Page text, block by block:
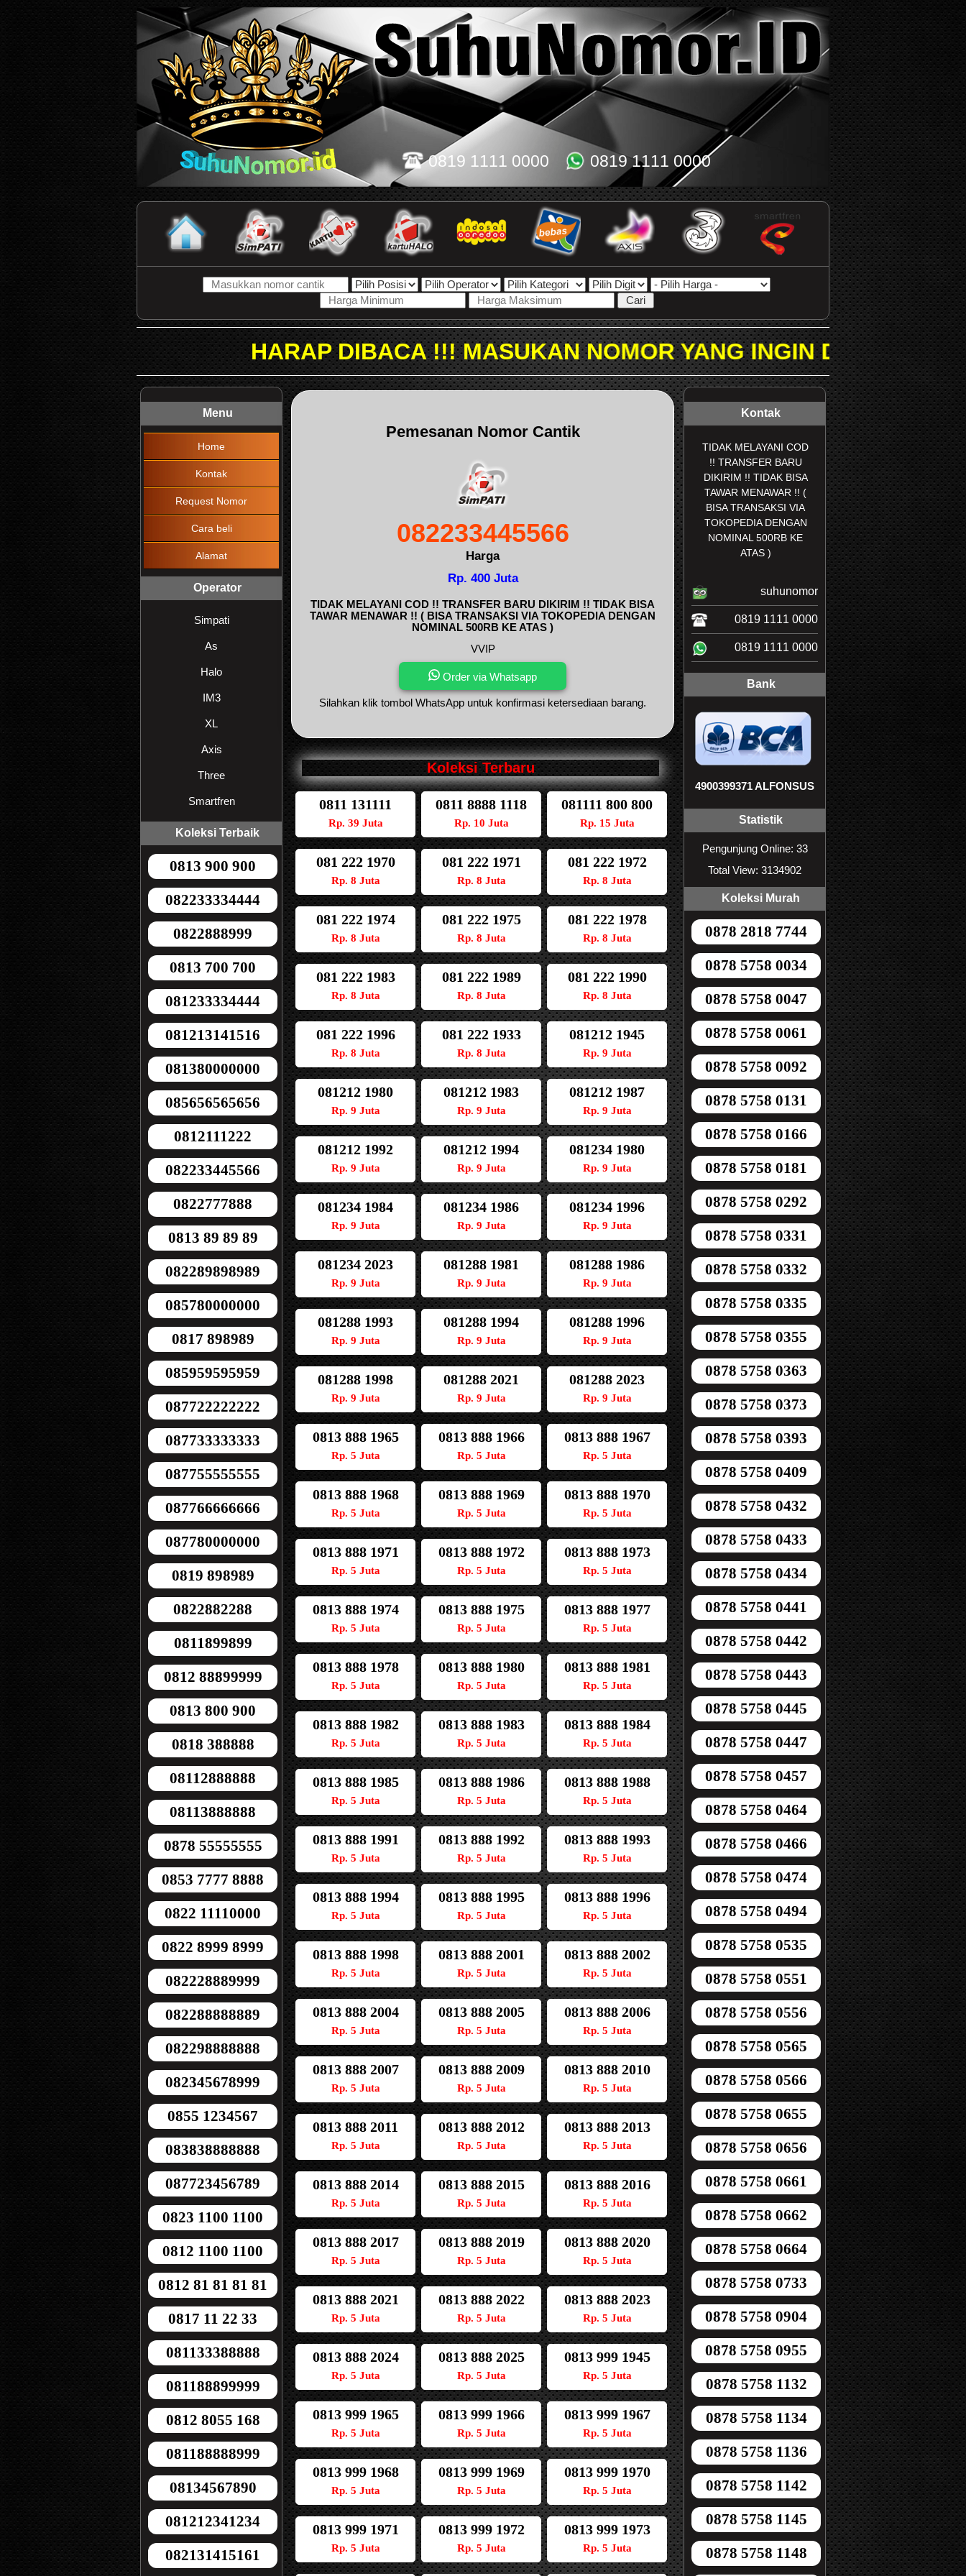
0819 1111 0000 0819 1111 0000
HARAP DIBACA !!! MASUKAN NOMOR YANG INGIN DICARI PADA KOLOM
Menu
Home
Kontak
Request Nomor
Cara beli
Alamat
Operator
Simpati
As
Halo
IM3
XL
Axis
Three
Smartfren
Koleksi Terbaik
0813 900 900
082233334444
0822888999
0813 700 700
081233334444
081213141516
081380000000
085656565656
0812111222
082233445566
0822777888
0813 89 89 89
082289898989
085780000000
0817 898989
085959595959
087722222222
087733333333
087755555555
087766666666
087780000000
0819 898989
0822882288
0811899899
0812 88899999
0813 800 900
0818 388888
08112888888
08113888888
0878 55555555
0853 7777 8888
0822 11110000
0822 8999 8999
082228889999
082288888889
082298888888
082345678999
0855 1234567
083838888888
087723456789
0823 1100 1100
0812 1100 1100
0812 81 81 81 81
0817 11 22 33
081133388888
081188899999
0812 8055 168
081188888999
08134567890
081212341234
082131415161
Pemesanan Nomor Cantik
082233445566
Harga
Rp. 400 Juta
TIDAK MELAYANI COD !! TRANSFER BARU DIKIRIM !! TIDAK BISA
TAWAR MENAWAR !! ( BISA TRANSAKSI VIA TOKOPEDIA DENGAN
NOMINAL 500RB KE ATAS )
VVIP
Order via Whatsapp
Silahkan klik tombol WhatsApp untuk konfirmasi ketersediaan barang.
Koleksi Terbaru
0811 131111
Rp. 39 Juta
0811 8888 1118
Rp. 10 Juta
081111 800 800
Rp. 15 Juta
081 222 1970
Rp. 8 Juta
081 222 1971
Rp. 8 Juta
081 222 1972
Rp. 8 Juta
081 222 1974
Rp. 8 Juta
081 222 1975
Rp. 8 Juta
081 222 1978
Rp. 8 Juta
081 222 1983
Rp. 8 Juta
081 222 1989
Rp. 8 Juta
081 222 1990
Rp. 8 Juta
081 222 1996
Rp. 8 Juta
081 222 1933
Rp. 8 Juta
081212 1945
Rp. 9 Juta
081212 1980
Rp. 9 Juta
081212 1983
Rp. 9 Juta
081212 1987
Rp. 9 Juta
081212 1992
Rp. 9 Juta
081212 1994
Rp. 9 Juta
081234 1980
Rp. 9 Juta
081234 1984
Rp. 9 Juta
081234 1986
Rp. 9 Juta
081234 1996
Rp. 9 Juta
081234 2023
Rp. 9 Juta
081288 1981
Rp. 9 Juta
081288 1986
Rp. 9 Juta
081288 1993
Rp. 9 Juta
081288 1994
Rp. 9 Juta
081288 1996
Rp. 9 Juta
081288 1998
Rp. 9 Juta
081288 2021
Rp. 9 Juta
081288 2023
Rp. 9 Juta
0813 888 1965
Rp. 5 Juta
0813 888 1966
Rp. 5 Juta
0813 888 1967
Rp. 5 Juta
0813 888 1968
Rp. 5 Juta
0813 888 1969
Rp. 5 Juta
0813 888 1970
Rp. 5 Juta
0813 888 1971
Rp. 5 Juta
0813 888 1972
Rp. 5 Juta
0813 888 1973
Rp. 5 Juta
0813 888 1974
Rp. 5 Juta
0813 888 1975
Rp. 5 Juta
0813 888 1977
Rp. 5 Juta
0813 888 1978
Rp. 5 Juta
0813 888 1980
Rp. 5 Juta
0813 888 1981
Rp. 5 Juta
0813 888 1982
Rp. 5 Juta
0813 888 1983
Rp. 5 Juta
0813 888 1984
Rp. 5 Juta
0813 888 1985
Rp. 5 Juta
0813 888 1986
Rp. 5 Juta
0813 888 1988
Rp. 5 Juta
0813 888 1991
Rp. 5 Juta
0813 888 1992
Rp. 5 Juta
0813 888 1993
Rp. 5 Juta
0813 888 1994
Rp. 5 Juta
0813 888 1995
Rp. 5 Juta
0813 888 1996
Rp. 5 Juta
0813 888 1998
Rp. 5 Juta
0813 888 2001
Rp. 5 Juta
0813 888 2002
Rp. 5 Juta
0813 888 2004
Rp. 5 Juta
0813 888 2005
Rp. 5 Juta
0813 888 2006
Rp. 5 Juta
0813 888 2007
Rp. 5 Juta
0813 888 2009
Rp. 5 Juta
0813 888 2010
Rp. 5 Juta
0813 888 2011
Rp. 5 Juta
0813 888 2012
Rp. 5 Juta
0813 888 2013
Rp. 5 Juta
0813 888 2014
Rp. 5 Juta
0813 888 2015
Rp. 5 Juta
0813 888 2016
Rp. 5 Juta
0813 888 2017
Rp. 5 Juta
0813 888 2019
Rp. 5 Juta
0813 888 2020
Rp. 5 Juta
0813 888 2021
Rp. 5 Juta
0813 888 2022
Rp. 5 Juta
0813 888 2023
Rp. 5 Juta
0813 888 2024
Rp. 5 Juta
0813 888 2025
Rp. 5 Juta
0813 999 1945
Rp. 5 Juta
0813 999 1965
Rp. 5 Juta
0813 999 1966
Rp. 5 Juta
0813 999 1967
Rp. 5 Juta
0813 999 1968
Rp. 5 Juta
0813 999 1969
Rp. 5 Juta
0813 999 1970
Rp. 5 Juta
0813 999 1971
Rp. 5 Juta
0813 999 1972
Rp. 5 Juta
0813 999 1973
Rp. 5 Juta
Kontak
TIDAK MELAYANI COD
!! TRANSFER BARU
DIKIRIM !! TIDAK BISA
TAWAR MENAWAR !! (
BISA TRANSAKSI VIA
TOKOPEDIA DENGAN
NOMINAL 500RB KE
ATAS )
suhunomor
0819 1111 0000
0819 1111 0000
Bank
4900399371 ALFONSUS
Statistik
Pengunjung Online: 33
Total View: 3134902
Koleksi Murah
0878 2818 7744
0878 5758 0034
0878 5758 0047
0878 5758 0061
0878 5758 0092
0878 5758 0131
0878 5758 0166
0878 5758 0181
0878 5758 0292
0878 5758 0331
0878 5758 0332
0878 5758 0335
0878 5758 0355
0878 5758 0363
0878 5758 0373
0878 5758 0393
0878 5758 0409
0878 5758 0432
0878 5758 0433
0878 5758 0434
0878 5758 0441
0878 5758 0442
0878 5758 0443
0878 5758 0445
0878 5758 0447
0878 5758 0457
0878 5758 0464
0878 5758 0466
0878 5758 0474
0878 5758 0494
0878 5758 0535
0878 5758 0551
0878 5758 0556
0878 5758 0565
0878 5758 0566
0878 5758 0655
0878 5758 0656
0878 5758 0661
0878 5758 0662
0878 5758 0664
0878 5758 0733
0878 5758 0904
0878 5758 0955
0878 5758 1132
0878 5758 1134
0878 5758 1136
0878 5758 1142
0878 5758 1145
0878 5758 1148